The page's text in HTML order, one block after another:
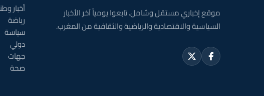
موقع إخباري مستقل وشامل. تابعوا يومياً آخر الأخبار
السياسية والاقتصادية والرياضية والثقافية من المغرب.
أخبار
رياضة
سياسة
دولي
جهات
صحة